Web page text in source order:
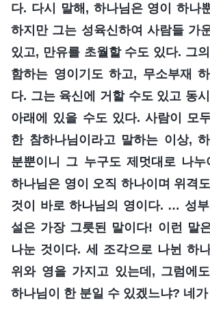
다. 다시 말해, 하나님은 영이 하나
하지만 그는 성육신하여 사람들 가
있고, 만유를 초월할 수도 있다. 그
함하는 영이기도 하고, 무소부재
다. 그는 육신에 거할 수도 있고 동
아래에 있을 수도 있다. 사람이 모
한 참하나님이라고 말하는 이상,
분뿐이니 그 누구도 제멋대로 나
하나님은 영이 오직 하나이며 위격
것이 바로 하나님의 영이다. … 성부
설은 가장 그릇된 말이다! 이런 말
나눈 것이다. 세 조각으로 나뉜 하
위와 영을 가지고 있는데, 그럼에
하나님이 한 분일 수 있겠느냐? 네